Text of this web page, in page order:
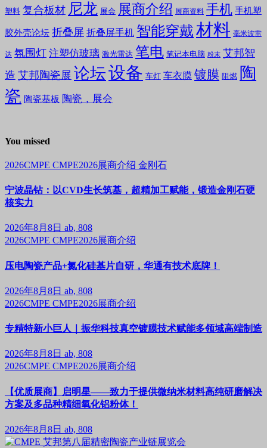
塑料 复合板材 尼龙 展会 展商介绍 展商资料 手机 手机塑
胶外壳论坛 折叠屏 折叠屏手机 智能穿戴材料 毫米波雷
达 氛围灯 注塑仿玻璃 激光雷达 笔电 笔记本电脑 粉末 艾邦智
造 艾邦陶瓷展 论坛设备 车灯 车衣膜 镀膜 阻燃 陶
瓷 陶瓷基板 陶瓷，展会
You missed
2026CMPE CMPE2026展商介绍 金刚石
宁波晶钻：以CVD生长筑基，超精加工赋能，锻造金刚石硬
核实力
2026年8月8日 ab, 808
2026CMPE CMPE2026展商介绍
压电陶瓷产品+氮化硅基片自研，华通有技术底牌！
2026年8月8日 ab, 808
2026CMPE CMPE2026展商介绍
专精特新小巨人｜振华科技真空镀膜技术赋能多领域高端制造
2026年8月8日 ab, 808
2026CMPE CMPE2026展商介绍
【优质展商】启明星——致力于提供微纳米材料高纯研磨解决
方案及多品种精细氧化铝粉体！
2026年8月8日 ab, 808